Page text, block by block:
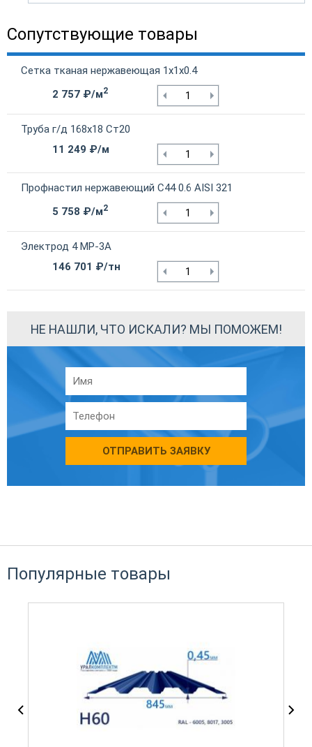
Сопутствующие товары
Сетка тканая нержавеющая 1х1х0.4
2 757 ₽/м2
Труба г/д 168х18 Ст20
11 249 ₽/м
Профнастил нержавеющий С44 0.6 AISI 321
5 758 ₽/м2
Электрод 4 МР-3А
146 701 ₽/тн
НЕ НАШЛИ, ЧТО ИСКАЛИ? МЫ ПОМОЖЕМ!
ОТПРАВИТЬ ЗАЯВКУ
Популярные товары